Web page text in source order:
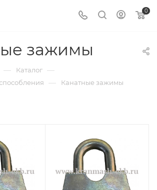
0
зажимы
— Каталог —
— Канатные зажимы